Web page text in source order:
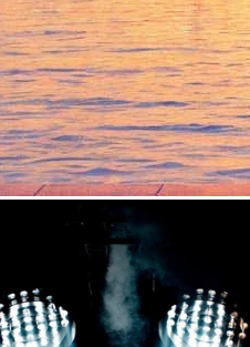
звуковых и
концерт Rammstein в
снял знаменитый шведский
часа невероятного шоу
установленными в самых
до декораций.
с музыкантами –
планы и взрывающая зал